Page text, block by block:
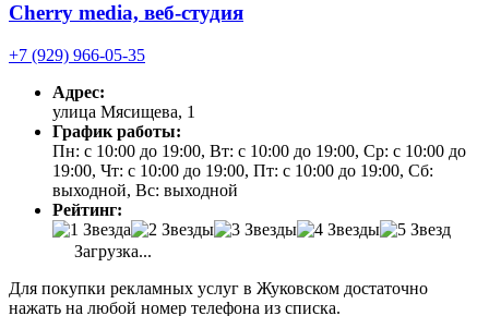
Cherry media, веб-студия
+7 (929) 966-05-35
Адрес:
улица Мясищева, 1
График работы:
Пн: с 10:00 до 19:00, Вт: с 10:00 до 19:00, Ср: с 10:00 до
19:00, Чт: с 10:00 до 19:00, Пт: с 10:00 до 19:00, Сб:
выходной, Вс: выходной
Рейтинг:
Загрузка...
Для покупки рекламных услуг в Жуковском достаточно
нажать на любой номер телефона из списка.